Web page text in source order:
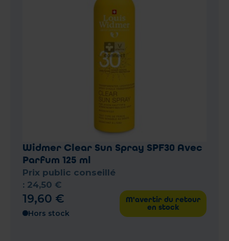
Widmer Clear Sun Spray SPF30 Avec
Parfum 125 ml
Prix public conseillé
: 24,50 €
19,60 €
Hors stock
M'avertir du retour
en stock